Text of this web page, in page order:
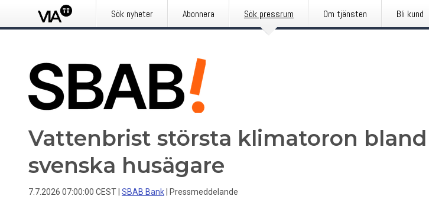
Sök nyheter Abonnera Sök pressrum Om tjänsten Bli kund
Vattenbrist största klimatoron bland
svenska husägare
7.7.2026 07:00:00 CEST SBAB Bank Pressmeddelande